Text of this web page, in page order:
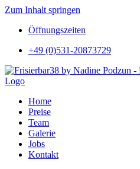
Zum Inhalt springen
Öffnungszeiten
+49 (0)531-20873729
Home
Preise
Team
Galerie
Jobs
Kontakt